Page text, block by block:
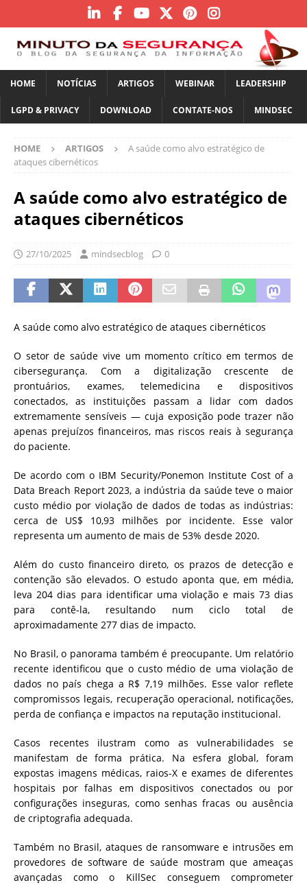
HOME NOTÍCIAS ARTIGOS WEBINAR LEADERSHIP
LGPD & PRIVACY DOWNLOAD CONTATE-NOS MINDSEC
HOME ARTIGOS
A saúde como alvo estratégico de
ataques cibernéticos
A saúde como alvo estratégico de
ataques cibernéticos
27/10/2025 mindsecblog 0
A saúde como alvo estratégico de ataques cibernéticos
O setor de saúde vive um momento crítico em termos de
cibersegurança. Com a digitalização crescente de
prontuários, exames, telemedicina e dispositivos
conectados, as instituições passam a lidar com dados
extremamente sensíveis — cuja exposição pode trazer não
apenas prejuízos financeiros, mas riscos reais à segurança
do paciente.
De acordo com o IBM Security/Ponemon Institute Cost of a
Data Breach Report 2023, a indústria da saúde teve o maior
custo médio por violação de dados de todas as indústrias:
cerca de US$ 10,93 milhões por incidente. Esse valor
representa um aumento de mais de 53% desde 2020.
Além do custo financeiro direto, os prazos de detecção e
contenção são elevados. O estudo aponta que, em média,
leva 204 dias para identificar uma violação e mais 73 dias
para contê-la, resultando num ciclo total de
aproximadamente 277 dias de impacto.
No Brasil, o panorama também é preocupante. Um relatório
recente identificou que o custo médio de uma violação de
dados no país chega a R$ 7,19 milhões. Esse valor reflete
compromissos legais, recuperação operacional, notificações,
perda de confiança e impactos na reputação institucional.
Casos recentes ilustram como as vulnerabilidades se
manifestam de forma prática. Na esfera global, foram
expostas imagens médicas, raios-X e exames de diferentes
hospitais por falhas em dispositivos conectados ou por
configurações inseguras, como senhas fracas ou ausência
de criptografia adequada.
Também no Brasil, ataques de ransomware e intrusões em
provedores de software de saúde mostram que ameaças
avançadas como o KillSec conseguem comprometer